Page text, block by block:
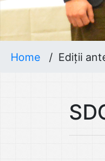
Home / Ediții